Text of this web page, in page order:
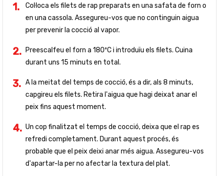
Col·loca els filets de rap preparats en una safata de forn o
en una cassola. Assegureu-vos que no continguin aigua
per prevenir la cocció al vapor.
Preescalfeu el forn a 180ºC i introduïu els filets. Cuina
durant uns 15 minuts en total.
A la meitat del temps de cocció, és a dir, als 8 minuts,
capgireu els filets. Retira l'aigua que hagi deixat anar el
peix fins aquest moment.
Un cop finalitzat el temps de cocció, deixa que el rap es
refredi completament. Durant aquest procés, és
probable que el peix deixi anar més aigua. Assegureu-vos
d'apartar-la per no afectar la textura del plat.